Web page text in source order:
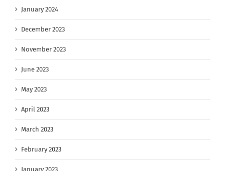
January 2024
December 2023
November 2023
June 2023
May 2023
April 2023
March 2023
February 2023
January 2023